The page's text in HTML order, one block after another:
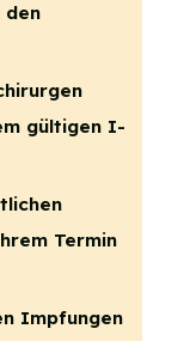
den
gültigen I-
Termin
Impfungen